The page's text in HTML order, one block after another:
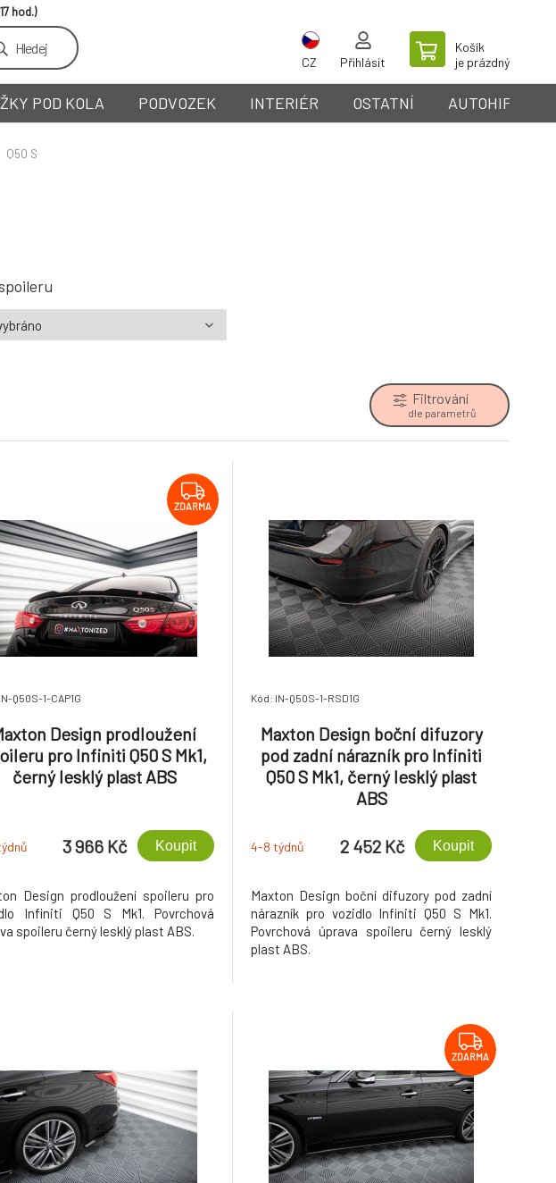
Hledej
CZ Přihlásit
Košík
je prázdný
POD KOLA PODVOZEK INTERIÉR OSTATNÍ AUTOHIFI
Q50 S
Filtrování
dle parametrů
ZDARMA
Q50S-1-CAP1G
Design prodloužení
pro Infiniti Q50 S Mk1,
černý lesklý plast ABS
3 966 Kč Koupit
Design prodloužení spoileru pro
Infiniti Q50 S Mk1. Povrchová
spoileru černý lesklý plast ABS.
Kód: IN-Q50S-1-RSD1G
Maxton Design boční difuzory
pod zadní nárazník pro Infiniti
Q50 S Mk1, černý lesklý plast
ABS
4-8 týdnů 2 452 Kč Koupit
Maxton Design boční difuzory pod zadní
nárazník pro vozidlo Infiniti Q50 S Mk1.
Povrchová úprava spoileru černý lesklý
plast ABS.
ZDARMA